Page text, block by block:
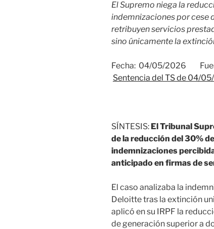
El Supremo niega la
indemnizaciones por cese
retribuyen servicios
sino únicamente la
Fecha: 04/05/2026
Sentencia del TS de 04/
SÍNTESIS: El Tribunal
de la reducción del 30%
indemnizaciones
anticipado en firmas de
El caso analizaba la
Deloitte tras la extinción
aplicó en su IRPF la
de generación superior a